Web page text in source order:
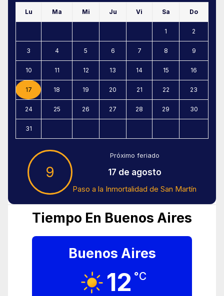
Lu Ma Mi Ju Vi Sa Do
1 2
3 4 5 6 7 8 9
10 11 12 13 14 15 16
17 18 19 20 21 22 23
24 25 26 27 28 29 30
31
9
Próximo feriado
17 de agosto
Paso a la Inmortalidad de San Martín
Tiempo En Buenos Aires
Buenos Aires
12 °C